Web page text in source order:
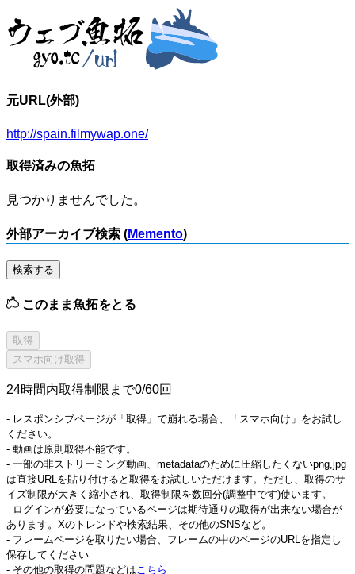
元URL(外部)
http://spain.filmywap.one/
取得済みの魚拓
見つかりませんでした。
外部アーカイブ検索 (Memento)
検索する
このまま魚拓をとる
24時間内取得制限まで0/60回
- レスポンシブページが「取得」で崩れる場合、「スマホ向け」をお試し
ください。
- 動画は原則取得不能です。
- 一部の非ストリーミング動画、metadataのために圧縮したくないpng,jpg
は直接URLを貼り付けると取得をお試しいただけます。ただし、取得のサ
イズ制限が大きく縮小され、取得制限を数回分(調整中です)使います。
- ログインが必要になっているページは期待通りの取得が出来ない場合が
あります。Xのトレンドや検索結果、その他のSNSなど。
- フレームページを取りたい場合、フレームの中のページのURLを指定し
保存してください
- その他の取得の問題などはこちら